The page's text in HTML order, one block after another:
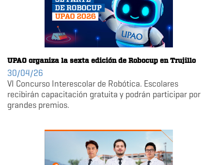
UPAO organiza la sexta edición de Robocup en Trujillo
30/04/26
VI Concurso Interescolar de Robótica. Escolares
recibirán capacitación gratuita y podrán participar por
grandes premios.